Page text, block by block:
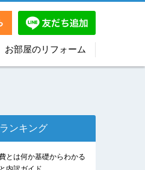
お部屋のリフォーム
ンキング
とは何か基礎からわかる